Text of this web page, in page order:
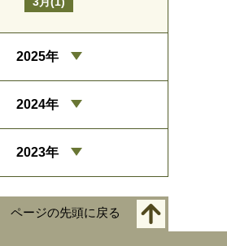
2025年
2024年
2023年
ページの先頭に戻る